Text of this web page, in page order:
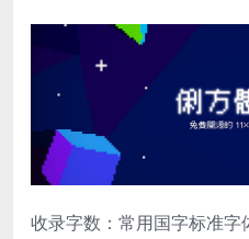
收录字数：常用国字标准